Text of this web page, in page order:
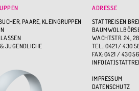
PAARE, KLEINGRUPPEN
JUGENDLICHE
ADRESSE
STATTREISEN
WACHTSTR. 24,
TEL.: 0421 / 430
FAX: 0421 / 430
IMPRESSUM
DATENSCHUTZ